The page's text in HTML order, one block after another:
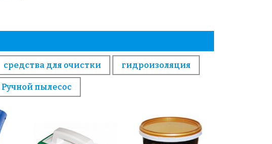
средства для очистки гидроизоляция
Ручной пылесос